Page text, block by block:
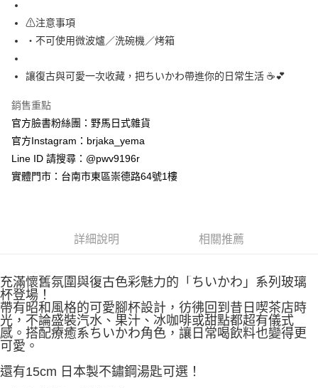
7-11取貨付款
每筆NT$65，滿NT$999(含以上)免運費
付款後7-11取貨
每筆NT$65，滿NT$999(含以上)免運費
宅配
每筆NT$100，滿NT$999(含以上)免運費
⚠注意事項
・不可使用微波爐／洗碗機／烤箱
讓復古與可愛一次收藏，把ちいかわ帶進你的日常生活 ☕💕
銷售重點
官方臉書粉絲團：野馬日式雜貨
官方Instagram：brjaka_yema
Line ID 請搜尋：@pwv9196r
實體門市：台南市東區崇德路64號1樓
詳細說明 相關推薦
充滿懷舊氛圍與復古色彩魅力的「ちいかわ」系列玻璃
杯登場！
帶有昭和風格的可愛腳杯設計，彷彿回到昔日喫茶店時
光，不論盛裝汽水、果汁、冰咖啡或甜點都超有儀式
感。搭配療癒系ちいかわ角色，讓日常喝飲料也變得更
可愛。
還有15cm 日本製不鏽鋼湯匙可選！